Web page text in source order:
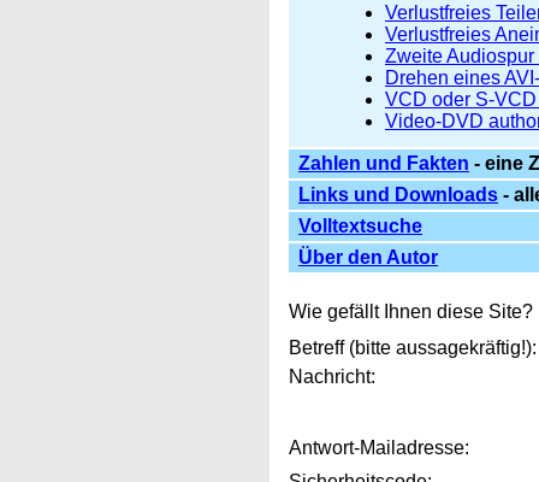
Verlustfreies
Verlustfreies
Zweite
Drehen eines
VCD oder S-
Video-DVD
Zahlen und Fakten - eine
Links und Downloads -
Volltextsuche
Über den Autor
Wie gefällt Ihnen diese
Betreff (bitte aussagekräftig!):
Nachricht:
Antwort-Mailadresse: